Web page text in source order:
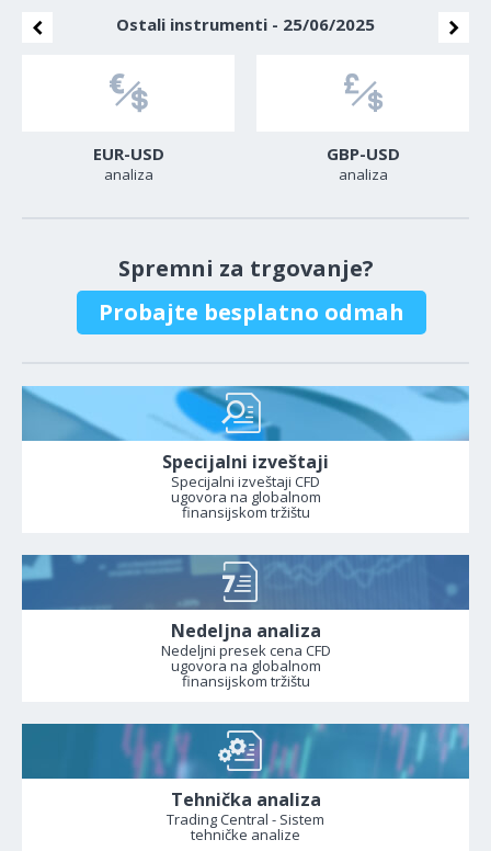
Ostali instrumenti - 25/06/2025
EUR-USD
analiza
GBP-USD
analiza
Spremni za trgovanje?
Probajte besplatno odmah
Specijalni izveštaji
Specijalni izveštaji CFD
ugovora na globalnom
finansijskom tržištu
Nedeljna analiza
Nedeljni presek cena CFD
ugovora na globalnom
finansijskom tržištu
Tehnička analiza
Trading Central - Sistem
tehničke analize